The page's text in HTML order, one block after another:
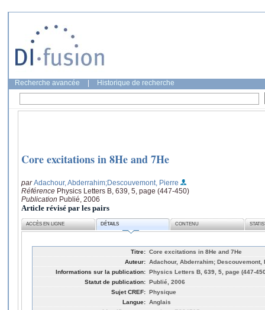
Recherche avancée Historique de recherche
Core excitations in 8He and 7He
parAdachour, Abderrahim;Descouvemont, Pierre
Référence Physics Letters B, 639, 5, page (447-450)
Publication Publié, 2006
Article révisé par les pairs
ACCÈS EN LIGNE DÉTAILS CONTENU
Titre: Core excitations in 8He and 7He
Auteur: Adachour, Abderrahim; Descouvemont,
Informations sur la publication: Physics Letters B, 639, 5, page (447-
Statut de publication: Publié, 2006
Sujet CREF: Physique
Langue: Anglais